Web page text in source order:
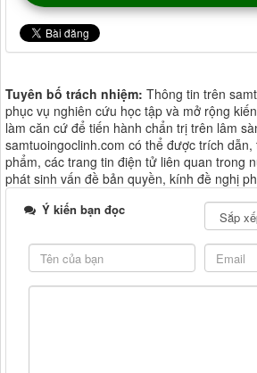
Tuyên bố trách nhiệm: Thông tin trên
phục vụ nghiên cứu học tập và mở rộng
làm căn cứ để tiến hành chẩn trị trên lâm
samtuoingoclinh.com có thể được trích
phẩm, các trang tin điện tử liên quan trong
phát sinh vấn đề bản quyền, kính đề nghị
Ý kiến bạn đọc